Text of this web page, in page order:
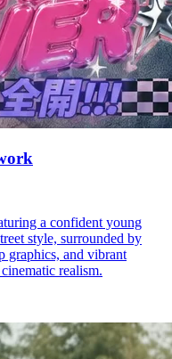
a confident young
style, surrounded by
graphics, and vibrant
realism.